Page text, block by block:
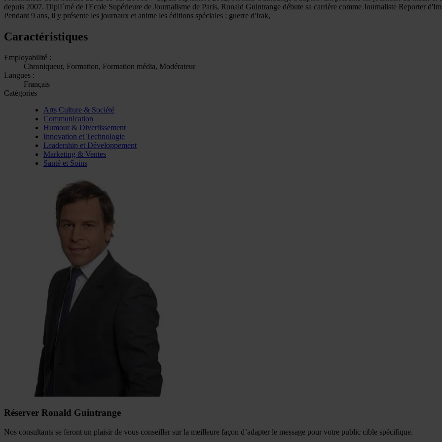
depuis 2007. DiplI´mé de l'Ecole Supérieure de Journalisme de Paris, Ronald Guintrange débute sa carrière comme Journaliste Reporter
Pendant 9 ans, il y présente les journaux et anime les éditions spéciales : guerre d'Irak,
Caractéristiques
Employabilité :
Chroniqueur, Formation, Formation média, Modérateur
Langues :
Français
Catégories
Arts Culture & Société
Communication
Humour & Divertissement
Innovation et Technologie
Leadership et Développement
Marketing & Ventes
Santé et Soins
Réserver Ronald Guintrange
Nos consultants se feront un plaisir de vous conseiller sur la meilleure façon d’adapter le message pour votre public cible spécifique.